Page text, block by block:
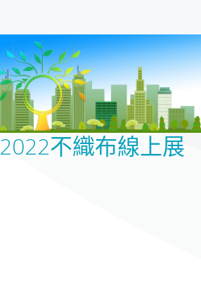
2022不織布線上展